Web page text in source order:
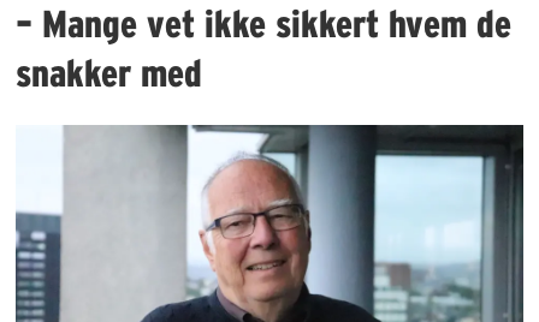
– Mange vet ikke sikkert hvem de
snakker med